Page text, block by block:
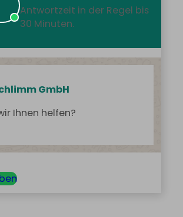
Antwortzeit in der Regel bis
30 Minuten.
GmbH
Ihnen helfen?